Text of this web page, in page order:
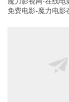
免费电影-魔力电影